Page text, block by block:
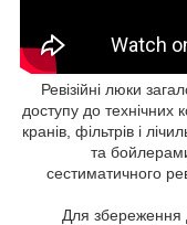
Ревізійні люки
доступу до технічних
кранів, фільтрів і
та
сестиматичного
Для збереження